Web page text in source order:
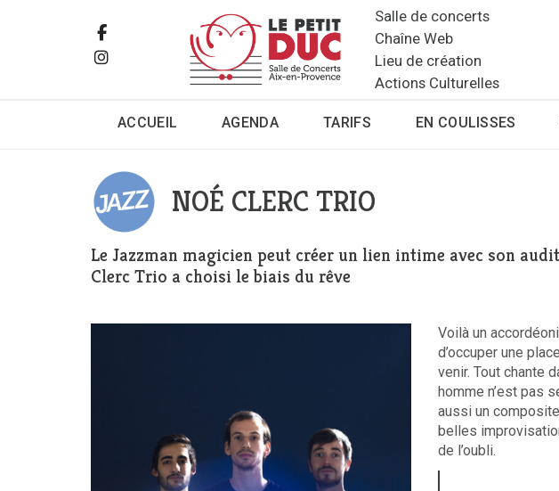
Salle de concerts
Chaîne Web
Lieu de création
Actions Culturelles
ACCUEIL AGENDA TARIFS EN COULISSES
NOÉ CLERC TRIO
Le Jazzman magicien peut créer un lien intime avec son
Clerc Trio a choisi le biais du rêve
Voilà un
d’occuper une
venir. Tout chante
homme n’est pas
aussi un
belles
de l’oubli.